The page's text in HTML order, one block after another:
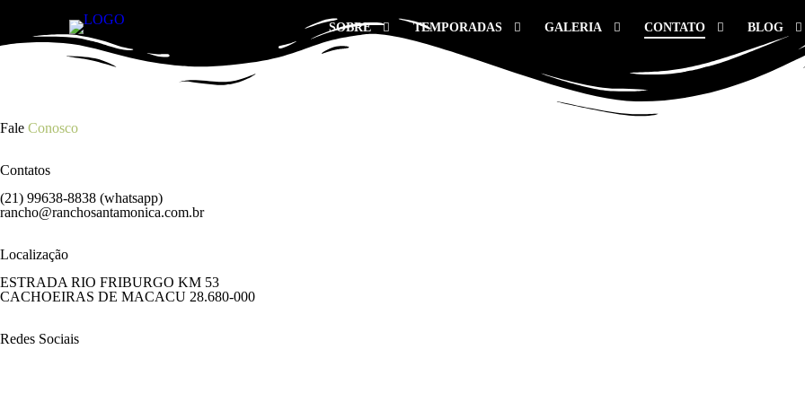
SOBRE TEMPORADAS GALERIA CONTATO BLOG
Fale Conosco
Contatos
(21) 99638-8838 (whatsapp)
rancho@ranchosantamonica.com.br
Localização
ESTRADA RIO FRIBURGO KM 53
CACHOEIRAS DE MACACU 28.680-000
Redes Sociais